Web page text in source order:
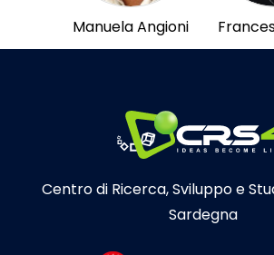
Manuela Angioni
Centro di Ricerca, Sviluppo e
Sardegna